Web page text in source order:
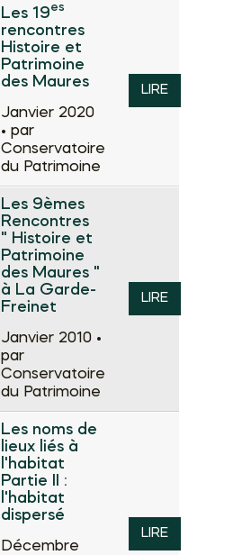
Les 19es
rencontres
Histoire et
Patrimoine
des Maures
Janvier 2020
• par
Conservatoire
du Patrimoine
LIRE
Les 9èmes
Rencontres
" Histoire et
Patrimoine
des Maures "
à La Garde-
Freinet
Janvier 2010 •
par
Conservatoire
du Patrimoine
LIRE
Les noms de
lieux liés à
l'habitat
Partie II :
l'habitat
dispersé
Décembre
LIRE